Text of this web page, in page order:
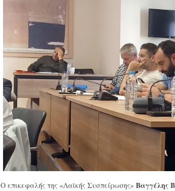
Ο επικεφαλής της «Λαϊκής Συσπείρωσης» Βαγγέλης